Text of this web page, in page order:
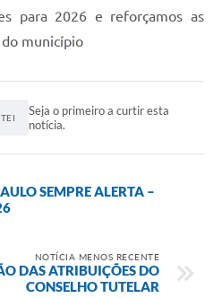
para 2026 e reforçamos as
município
Seja o primeiro a curtir esta
notícia.
SEMPRE ALERTA –
NOTÍCIA MENOS RECENTE
DAS ATRIBUIÇÕES DO
CONSELHO TUTELAR